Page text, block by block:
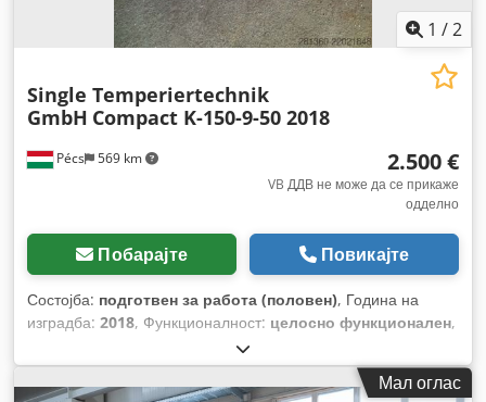
1 /2
Pécs 569 km
Single Temperiertechnik
GmbH Compact K-150-9-50 2018
2.500 €
VB ДДВ не може да се прикаже
одделно
Побарајте Повикајте
Состојба: подготвен за работа (половен), Година на
изградба: 2018, Функционалност: целосно функционален,
, празна тежина:
фреквенција:50 Hz,
Мал оглас